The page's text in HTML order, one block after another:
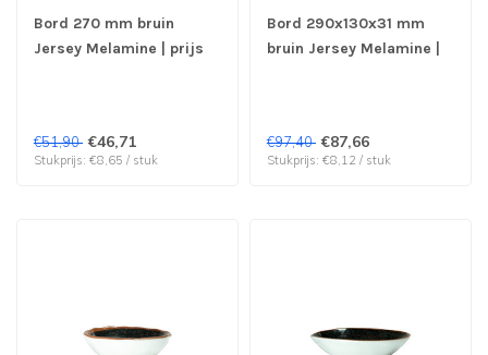
Bord 270 mm bruin
Jersey Melamine | prijs
€51,90 €46,71
Stukprijs: €8,65 / stuk
Bord 290x130x31 mm
bruin Jersey Melamine |
€97,40 €87,66
Stukprijs: €8,12 / stuk